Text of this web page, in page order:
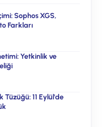
Sophos XGS,
Farkları
Yetkinlik ve
Tüzüğü: 11 Eylül'de